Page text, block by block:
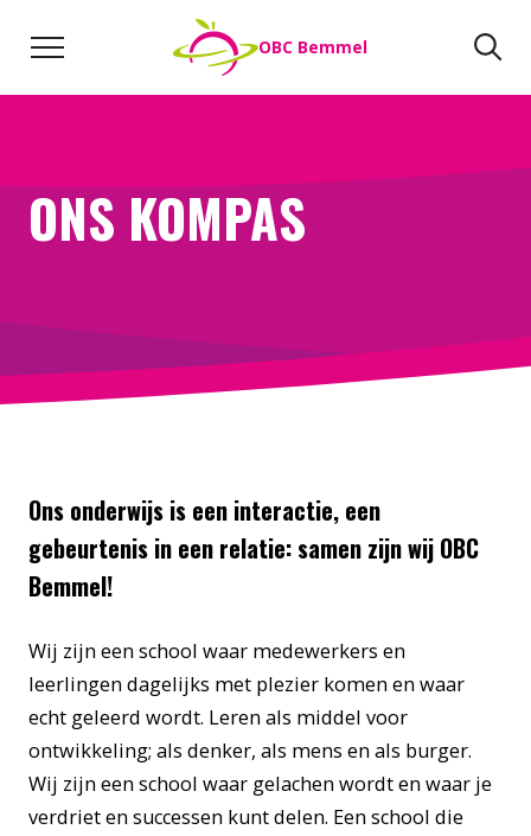
OBC Bemmel
Direct naar: Werken bij We helpen je opweg
ONS KOMPAS
Ons onderwijs is een interactie, een
gebeurtenis in een relatie: samen zijn wij OBC
Bemmel!
Wij zijn een school waar medewerkers en
leerlingen dagelijks met plezier komen en waar
echt geleerd wordt. Leren als middel voor
ontwikkeling; als denker, als mens en als burger.
Wij zijn een school waar gelachen wordt en waar je
verdriet en successen kunt delen. Een school die